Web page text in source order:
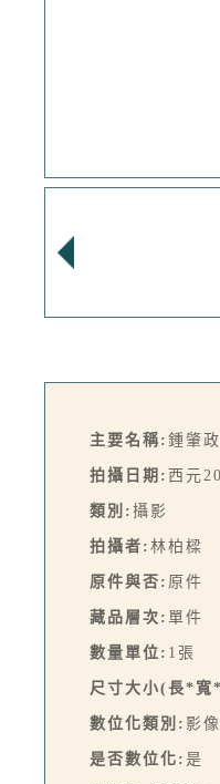
主要名稱: 鍾肇
拍攝日期: 西元
類別: 攝影
拍攝者: 林柏樑
原件與否: 原件
藏品層次: 單件
數量單位: 1張
尺寸大小(長*寬
數位化類別: 影
是否數位化: 是